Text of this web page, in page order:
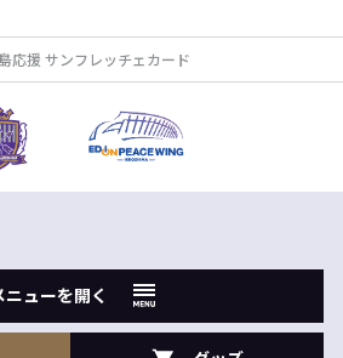
応援 サンフレッチェカード
ニューを開く